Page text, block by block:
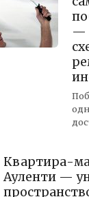
—
Квартира-
Ауленти —